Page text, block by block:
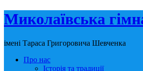
Миколаївська
імені Тараса Григоровича Шевченка
Про нас
Історія та традиції